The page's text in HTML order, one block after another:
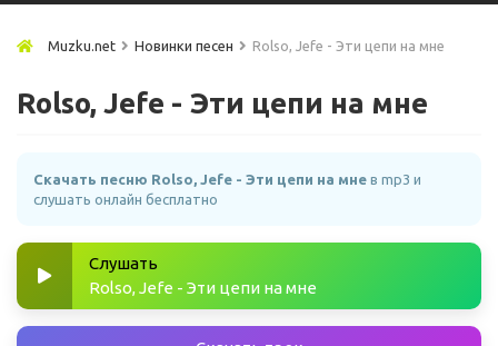
Muzku.net Новинки песен Rolso, Jefe - Эти цепи на мне
Rolso, Jefe - Эти цепи на мне
Скачать песню Rolso, Jefe - Эти цепи на мне в mp3 и
слушать онлайн бесплатно
Слушать
Rolso, Jefe - Эти цепи на мне